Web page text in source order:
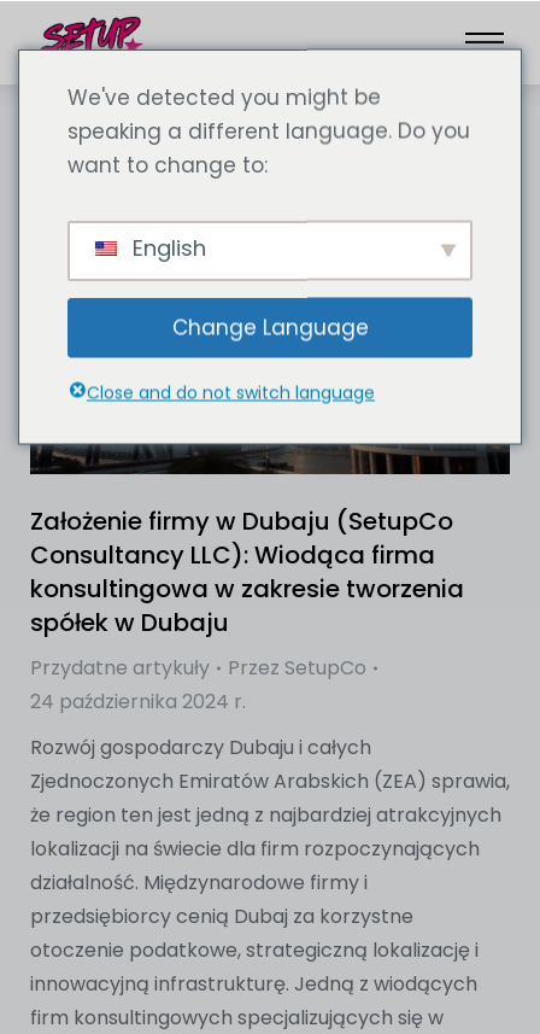
Założenie firmy w Dubaju (SetupCo
Consultancy LLC): Wiodąca firma
konsultingowa w zakresie tworzenia
spółek w Dubaju
Przydatne artykuły Przez SetupCo
24 października 2024 r.
Rozwój gospodarczy Dubaju i całych
Zjednoczonych Emiratów Arabskich (ZEA) sprawia,
że region ten jest jedną z najbardziej atrakcyjnych
lokalizacji na świecie dla firm rozpoczynających
działalność. Międzynarodowe firmy i
przedsiębiorcy cenią Dubaj za korzystne
otoczenie podatkowe, strategiczną lokalizację i
innowacyjną infrastrukturę. Jedną z wiodących
firm konsultingowych specjalizujących się w
We've detected you might be
speaking a different language. Do you
want to change to:
English
Change Language
Close and do not switch language